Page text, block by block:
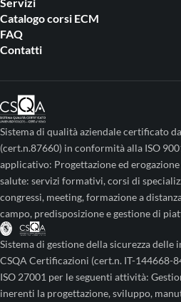
Catalogo corsi ECM
FAQ
Contatti
Sistema di qualità aziendale certificato
(cert.n.87660) in conformità alla ISO
applicativo: Progettazione ed
salute: servizi formativi, corsi di
congressi, meeting, formazione a
campo, predisposizione e gestione di
Sistema di gestione della sicurezza
CSQA Certificazioni (cert.n. IT-144668-
ISO 27001 per le seguenti attività:
inerenti la progettazione, sviluppo,